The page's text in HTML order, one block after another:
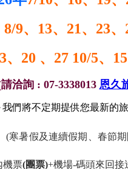
8/9、 13、21、23、
、20 、 27 10/5、
洽詢 : 07-3338013 恩久
們將不定期提供您最新的
(寒暑假及連續假期、春節
機票(團票)+機場-碼頭來回接